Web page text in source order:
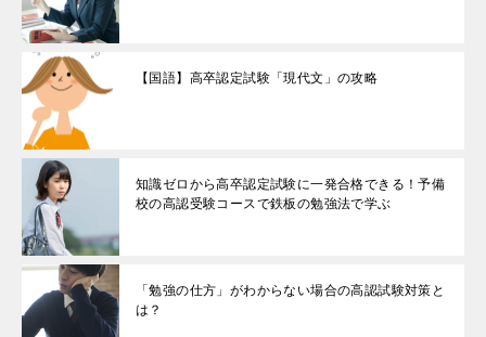
【国語】高卒認定試験「現代文」の攻略
知識ゼロから高卒認定試験に一発合格できる！予備
校の高認受験コースで鉄板の勉強法で学ぶ
「勉強の仕方」がわからない場合の高認試験対策と
は？